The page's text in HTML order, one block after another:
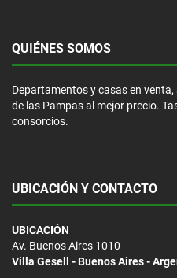
QUIÉNES SOMOS
Departamentos y casas en
de las Pampas al mejor precio.
consorcios.
UBICACIÓN Y CONTACTO
UBICACIÓN
Av. Buenos Aires 1010
Villa Gesell - Buenos Aires -